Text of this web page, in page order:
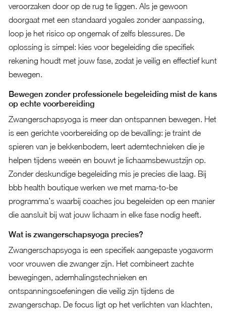
veroorzaken door op de rug te liggen. Als je gewoon
doorgaat met een standaard yogales zonder aanpassing,
loop je het risico op ongemak of zelfs blessures. De
oplossing is simpel: kies voor begeleiding die specifiek
rekening houdt met jouw fase, zodat je veilig en effectief kunt
bewegen.
Bewegen zonder professionele begeleiding mist de kans
op echte voorbereiding
Zwangerschapsyoga is meer dan ontspannen bewegen. Het
is een gerichte voorbereiding op de bevalling: je traint de
spieren van je bekkenbodem, leert ademtechnieken die je
helpen tijdens weeën en bouwt je lichaamsbewustzijn op.
Zonder deskundige begeleiding mis je precies die laag. Bij
bbb health boutique werken we met mama-to-be
programma’swaarbij coaches jou begeleiden op een manier
die aansluit bij wat jouw lichaam in elke fase nodig heeft.
Wat is zwangerschapsyoga precies?
Zwangerschapsyoga is een specifiek aangepaste yogavorm
voor vrouwen die zwanger zijn. Het combineert zachte
bewegingen, ademhalingstechnieken en
ontspanningsoefeningen die veilig zijn tijdens de
zwangerschap. De focus ligt op het verlichten van klachten,